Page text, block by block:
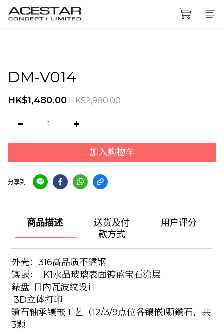
DM-V014
HK$1,480.00 HK$2,980.00
加入购物车
分享到
商品描述
送货及付
款方式
用户评分
外壳：316高品质不鏽钢
镶嵌： K1水晶玻璃表面镀蓝宝石涂层
錶盘: 日内瓦波纹设计
3D立体打印
鑽石轴承镶嵌工艺（12/3/9点位各镶嵌1颗鑽石，共
3颗